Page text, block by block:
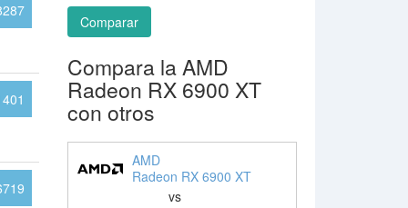
Comparar
Compara la AMD
Radeon RX 6900 XT
con otros
AMD
Radeon RX 6900 XT
vs